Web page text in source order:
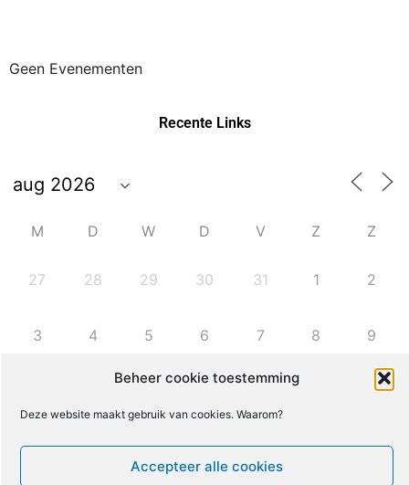
Beheer cookie toestemming
Deze website maakt gebruik van cookies. Waarom?
Accepteer alle cookies
Geen Evenementen
Recente Links
M D W D V Z Z
27 28 29 30 31 1 2
3 4 5 6 7 8 9
16
17 18 19 20 21 22 23